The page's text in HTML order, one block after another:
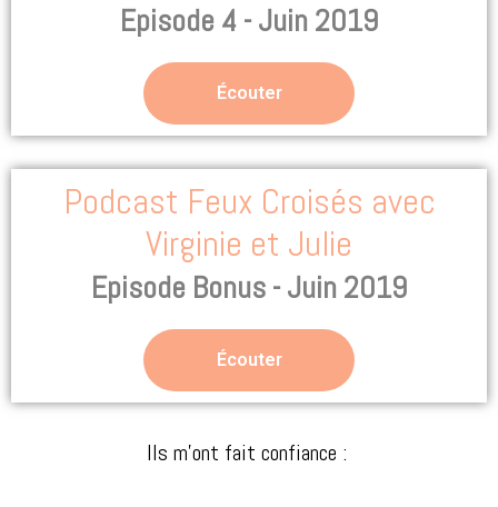
Episode 4 - Juin 2019
Écouter
Podcast Feux Croisés avec
Virginie et Julie
Episode Bonus - Juin 2019
Écouter
Ils m’ont fait confiance :